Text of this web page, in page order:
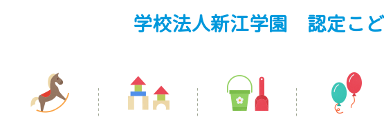
学校法人新江学園 認定こ